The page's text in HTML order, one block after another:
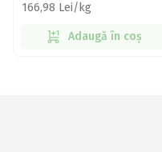
166,98 Lei/kg
Adaugă în coș